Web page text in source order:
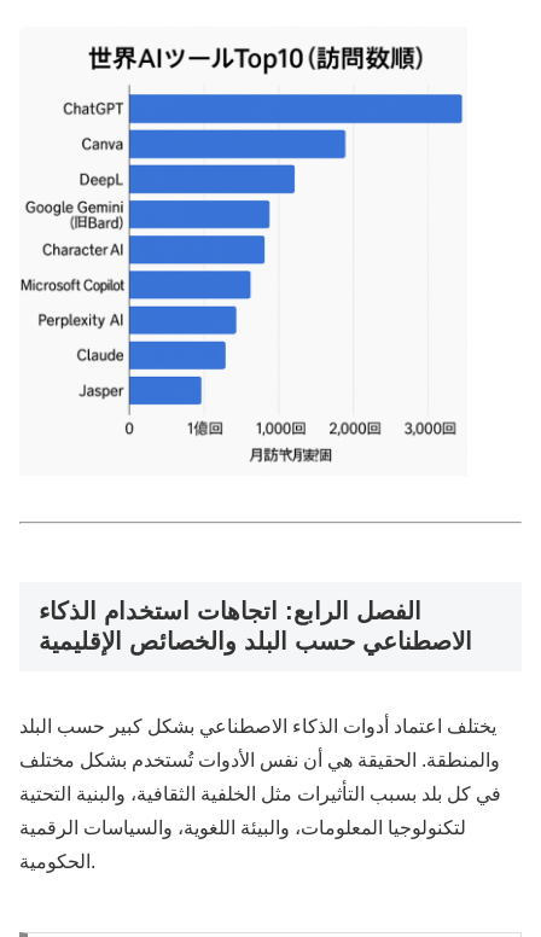
الفصل الرابع: اتجاهات استخدام الذكاء
الاصطناعي حسب البلد والخصائص الإقليمية
يختلف اعتماد أدوات الذكاء الاصطناعي بشكل كبير حسب البلد
والمنطقة. الحقيقة هي أن نفس الأدوات تُستخدم بشكل مختلف
في كل بلد بسبب التأثيرات مثل الخلفية الثقافية، والبنية التحتية
لتكنولوجيا المعلومات، والبيئة اللغوية، والسياسات الرقمية
الحكومية.